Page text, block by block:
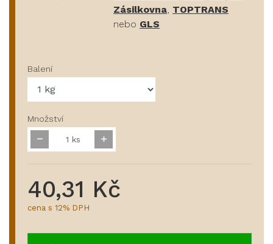
Zásilkovna TOPTRANS
nebo GLS
Balení
Množství
ks
40,31 Kč
cena s 12% DPH